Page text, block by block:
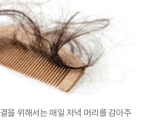
을 위해서는 매일 저녁 머리를 감아주